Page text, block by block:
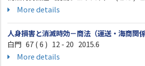
More details
人身損害と消滅時効－商法（運送・海商関
白門 67 ( 6 ) 12 - 20 2015.6
More details